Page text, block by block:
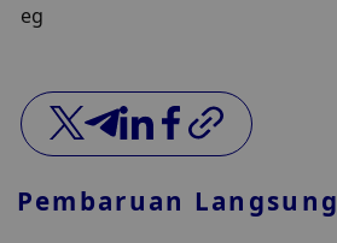
Pembaruan Langsung